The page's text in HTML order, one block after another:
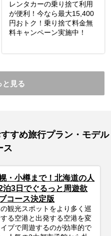
レンタカーの乗り捨て利用
が便利！今なら最大15,400
円おトク！乗り捨て料金無
料キャンペーン実施中！
と見る
すめ旅行プラン・モデル
ス
・小樽まで！北海道の人
泊3日でぐるっと周遊欲
コース決定版
観光スポットをより多く巡
る空港と出発する空港を変
ブで周遊するのが効率的で